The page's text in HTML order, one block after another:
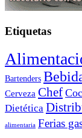
Etiquetas
Bartenders
Cerveza Chef
Dietética
alimentaria Ferias